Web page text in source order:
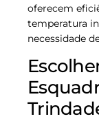
oferecem
temperatura
necessidade